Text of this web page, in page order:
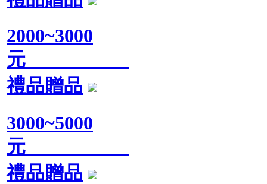
2000~3000
元
禮品贈品
3000~5000
元
禮品贈品